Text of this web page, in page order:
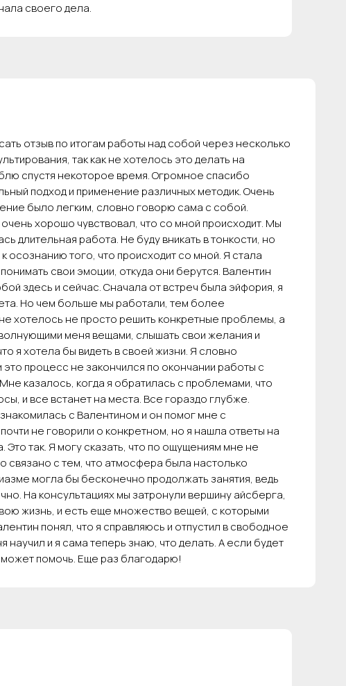
своего дела.
отзыв по итогам работы над собой через несколько
так как не хотелось это делать на
спустя некоторое время. Огромное спасибо
подход и применение различных методик. Очень
было легким, словно говорю сама с собой.
хорошо чувствовал, что со мной происходит. Мы
длительная работа. Не буду вникать в тонкости, но
осознанию того, что происходит со мной. Я стала
свои эмоции, откуда они берутся. Валентин
здесь и сейчас. Сначала от встреч была эйфория, я
Но чем больше мы работали, тем более
хотелось не просто решить конкретные проблемы, а
меня вещами, слышать свои желания и
я хотела бы видеть в своей жизни. Я словно
процесс не закончился по окончании работы с
казалось, когда я обратилась с проблемами, что
и все встанет на места. Все гораздо глубже.
с Валентином и он помог мне с
не говорили о конкретном, но я нашла ответы на
так. Я могу сказать, что по ощущениям мне не
связано с тем, что атмосфера была настолько
могла бы бесконечно продолжать занятия, ведь
На консультациях мы затронули вершину айсберга,
жизнь, и есть еще множество вещей, с которыми
понял, что я справляюсь и отпустил в свободное
и я сама теперь знаю, что делать. А если будет
помочь. Еще раз благодарю!